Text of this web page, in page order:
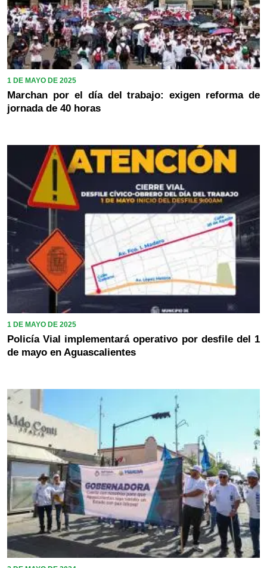
1 DE MAYO DE 2025
Marchan por el día del trabajo: exigen reforma de
jornada de 40 horas
1 DE MAYO DE 2025
Policía Vial implementará operativo por desfile del 1
de mayo en Aguascalientes